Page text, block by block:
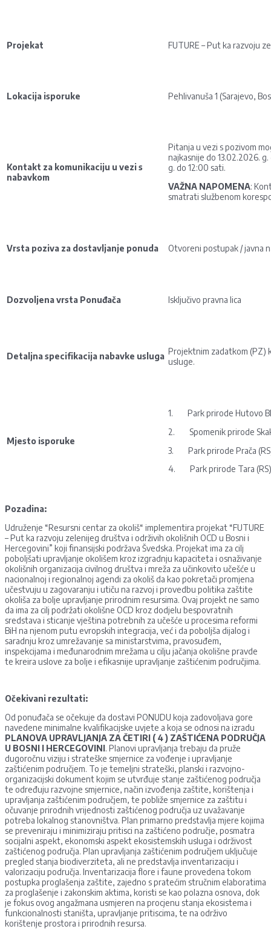
Projekat FUTURE – Put ka razvoju
Lokacija isporuke Pehlivanuša 1 (Sarajevo,
Kontakt za komunikaciju u vezi s
nabavkom
Pitanja u vezi s pozivom
najkasnije do 13.02.2026.
g. do 12:00 sati.
VAŽNA NAPOMENA:
smatrati službenom
Vrsta poziva za dostavljanje ponuda Otvoreni postupak / javna
Dozvoljena vrsta Ponuđača Isključivo pravna lica
Detaljna specifikacija nabavke usluga Projektnim zadatkom (PZ)
usluge.
Mjesto isporuke
1. Park prirode Hutovo
2. Spomenik prirode
3. Park prirode Prača
4. Park prirode Tara (RS)
Pozadina:
Udruženje “Resursni centar za okoliš“ implementira projekat “FUTURE
– Put ka razvoju zelenijeg društva i održivih okolišnih OCD u Bosni i
Hercegovini” koji finansijski podržava Švedska. Projekat ima za cilj
poboljšati upravljanje okolišem kroz izgradnju kapaciteta i osnaživanje
okolišnih organizacija civilnog društva i mreža za učinkovito učešće u
nacionalnoj i regionalnoj agendi za okoliš da kao pokretači promjena
učestvuju u zagovaranju i utiču na razvoj i provedbu politika zaštite
okoliša za bolje upravljanje prirodnim resursima. Ovaj projekt ne samo
da ima za cilj podržati okolišne OCD kroz dodjelu bespovratnih
sredstava i sticanje vještina potrebnih za učešće u procesima reformi
BiH na njenom putu evropskih integracija, već i da poboljša dijalog i
saradnju kroz umrežavanje sa ministarstvima, pravosuđem,
inspekcijama i međunarodnim mrežama u cilju jačanja okolišne pravde
te kreira uslove za bolje i efikasnije upravljanje zaštićenim područjima.
Očekivani rezultati:
Od ponuđača se očekuje da dostavi PONUDU koja zadovoljava gore
navedene minimalne kvalifikacijske uvjete a koja se odnosi na izradu
PLANOVA UPRAVLJANJA ZA ČETIRI ( 4 ) ZAŠTIĆENA PODRUČJA
U BOSNI I HERCEGOVINI. Planovi upravljanja trebaju da pruže
dugoročnu viziju i strateške smjernice za vođenje i upravljanje
zaštićenim područjem. To je temeljni strateški, planski i razvojno-
organizacijski dokument kojim se utvrđuje stanje zaštićenog područja
te određuju razvojne smjernice, način izvođenja zaštite, korištenja i
upravljanja zaštićenim područjem, te pobliže smjernice za zaštitu i
očuvanje prirodnih vrijednosti zaštićenog područja uz uvažavanje
potreba lokalnog stanovništva. Plan primarno predstavlja mjere kojima
se preveniraju i minimiziraju pritisci na zaštićeno područje, posmatra
socijalni aspekt, ekonomski aspekt ekosistemskih usluga i održivost
zaštićenog područja. Plan upravljanja zaštićenim područjem uključuje
pregled stanja biodiverziteta, ali ne predstavlja inventarizaciju i
valorizaciju područja. Inventarizacija flore i faune provedena tokom
postupka proglašenja zaštite, zajedno s pratećim stručnim elaboratima
za proglašenje i zakonskim aktima, koristi se kao polazna osnova, dok
je fokus ovog angažmana usmjeren na procjenu stanja ekosistema i
funkcionalnosti staništa, upravljanje pritiscima, te na održivo
korištenje prostora i prirodnih resursa.